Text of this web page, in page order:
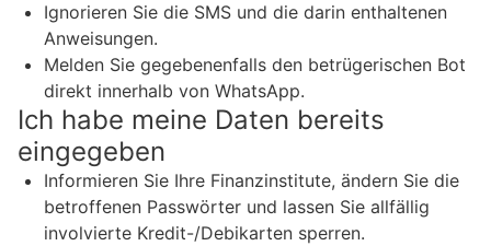
Ignorieren Sie die SMS und die darin enthaltenen
Anweisungen.
Melden Sie gegebenenfalls den betrügerischen Bot
direkt innerhalb von WhatsApp.
Ich habe meine Daten bereits
eingegeben
Informieren Sie Ihre Finanzinstitute, ändern Sie die
betroffenen Passwörter und lassen Sie allfällig
involvierte Kredit-/Debikarten sperren.